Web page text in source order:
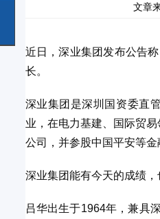
文章
近日，深业集团发布公告
长。
深业集团是深圳国资委直
业，在电力基建、国际贸易
公司，并参股中国平安等金
深业集团能有今天的成绩，
吕华出生于1964年，兼具